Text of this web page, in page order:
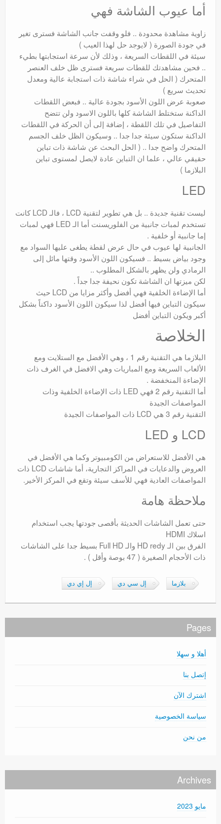
أما عيوب الشاشة فهي
زاوية مشاهدة محدودة .. فلو وقفت جانب الشاشة فسترى تغير
في جودة الصورة ( لايوجد حل لهذا العيب )
سيئة في اللقطات السريعة ، وذلك لأن سرعة استجابتها بطيء
.. فحين مشاهدتك للقطات سريعة فسترى ظل خلف العنصر
المتحرك ( الحل في شراء شاشة ذات استجابة عالية ومعدل
تحديث سريع )
صعوبة عرض اللون الأسود بجودة عالية .. فبعض اللقطات
الداكنة ستختلط الشاشة كلها باللون الاسود ولن تتضح
التفاصيل في تلك اللقطة ، إضافة إلى أن الحركة في اللقطات
الداكنة ستكون سيئة جدا جدا .. وسيكون الظل خلف الجسم
المتحرك واضح جدا .. ( الحل البحث عن شاشة ذات تباين
حقيقي عالي ، علما ان التباين عادة لايصل لمستوى تباين
البلازما )
LED
ليست تقنية جديدة .. بل هي تطوير لتقنية LCD ، فالـ LCD كانت
تستخدم لمبات جانبية من الفلوريسنت أما الـ LED فهي لمبات
إما جانبية أو خلفية .
الجانبية لها عيوب في حال عرض لقطة يطغى عليها السواد مع
وجود بياض بسيط .. فسيكون اللون الأسود وقتها مائل إلى
الرمادي ولن يظهر بالشكل المطلوب ..
لكن ميزتها ان الشاشة تكون نحيفة جدا جداً .
أما الإضاءة الخلفية فهي أفضل وأكثر مزايا من LCD حيث
سيكون التباين فيها أفضل لذا سيكون اللون الأسود داكناً بشكل
أكبر ويكون التباين أفضل
الخلاصة
البلازما هي التقنية رقم 1 ، وهي الأفضل مع الستلايت ومع
الألعاب السريعة ومع المباريات وهي الافضل في الغرف ذات
الإضاءة المنخفضة .
أما التقنية رقم 2 فهي LED ذات الإضاءة الخلفية وذات
المواصفات الجيدة
التقنية رقم 3 هي LCD ذات المواصفات الجيدة
LCD و LED
هي الأفضل للاستعراض من الكومبيوتر وكما هي الأفضل في
العروض والدعايات في المراكز التجارية، أما شاشات LCD ذات
المواصفات العادية فهي للأسف سيئة وتقع في المركز الأخير.
ملاحظة هامة
حتى تعمل الشاشات الحديثة بأقصى جودتها يجب استخدام
اسلاك HDMI
الفرق بين الـ HD redy والـ Full HD بسيط جدا على الشاشات
ذات الأحجام الصغيرة ( 47 بوصة وأقل ) .
إل إي دي إل سي دي بلازما
Pages
أهلا و سهلا
إتصل بنا
اشترك الآن
سياسة الخصوصية
من نحن
Archives
مايو 2023